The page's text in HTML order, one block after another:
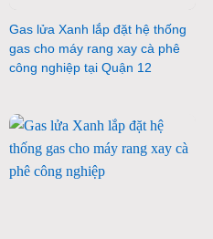
Gas lửa Xanh lắp đặt hệ thống
gas cho máy rang xay cà phê
công nghiệp tại Quận 12